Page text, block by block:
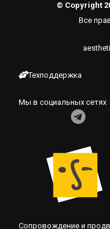
© Copyright
Все
Техподдержка
Мы в социальных сетях
Сопровождение и